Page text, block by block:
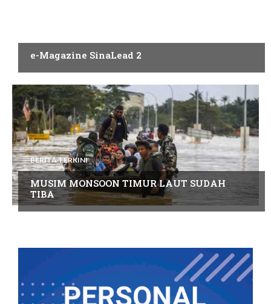
e-Magazine SinaLead 2
BERITA TERKINI
MUSIM MONSOON TIMUR LAUT SUDAH
TIBA